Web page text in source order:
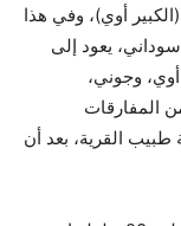
أوي)، وفي هذا
يعود إلى
أوي، وجوني،
المفارقات
طبيب القرية، بعد أن